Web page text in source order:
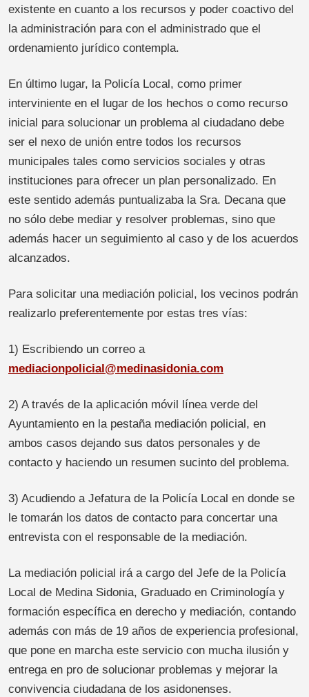
existente en cuanto a los recursos y poder coactivo del
la administración para con el administrado que el
ordenamiento jurídico contempla.
En último lugar, la Policía Local, como primer
interviniente en el lugar de los hechos o como recurso
inicial para solucionar un problema al ciudadano debe
ser el nexo de unión entre todos los recursos
municipales tales como servicios sociales y otras
instituciones para ofrecer un plan personalizado. En
este sentido además puntualizaba la Sra. Decana que
no sólo debe mediar y resolver problemas, sino que
además hacer un seguimiento al caso y de los acuerdos
alcanzados.
Para solicitar una mediación policial, los vecinos podrán
realizarlo preferentemente por estas tres vías:
1) Escribiendo un correo a
mediacionpolicial@medinasidonia.com
2) A través de la aplicación móvil línea verde del
Ayuntamiento en la pestaña mediación policial, en
ambos casos dejando sus datos personales y de
contacto y haciendo un resumen sucinto del problema.
3) Acudiendo a Jefatura de la Policía Local en donde se
le tomarán los datos de contacto para concertar una
entrevista con el responsable de la mediación.
La mediación policial irá a cargo del Jefe de la Policía
Local de Medina Sidonia, Graduado en Criminología y
formación específica en derecho y mediación, contando
además con más de 19 años de experiencia profesional,
que pone en marcha este servicio con mucha ilusión y
entrega en pro de solucionar problemas y mejorar la
convivencia ciudadana de los asidonenses.